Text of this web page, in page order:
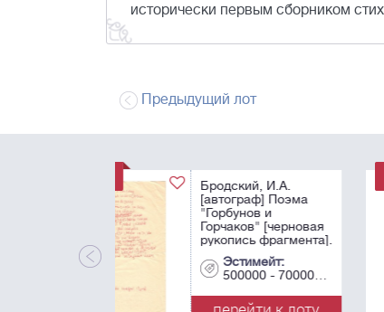
исторически первым сборником
Предыдущий лот
Бродский, И.Ф.
[автограф]
сделанные в
квартире
1960-е. Москва,
Тишинка. - 2 л.;
см.